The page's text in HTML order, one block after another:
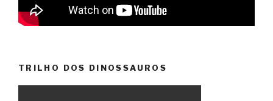
TRILHO DOS DINOSSAUROS